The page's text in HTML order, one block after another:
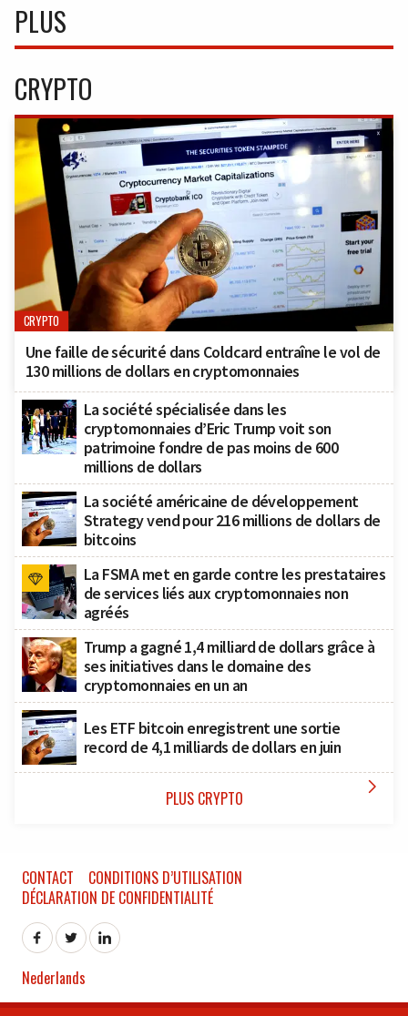
PLUS
CRYPTO
CRYPTO
Une faille de sécurité dans Coldcard entraîne le vol de
130 millions de dollars en cryptomonnaies
La société spécialisée dans les
cryptomonnaies d’Eric Trump voit son
patrimoine fondre de pas moins de 600
millions de dollars
La société américaine de développement
Strategy vend pour 216 millions de dollars de
bitcoins
La FSMA met en garde contre les prestataires
de services liés aux cryptomonnaies non
agréés
Trump a gagné 1,4 milliard de dollars grâce à
ses initiatives dans le domaine des
cryptomonnaies en un an
Les ETF bitcoin enregistrent une sortie
record de 4,1 milliards de dollars en juin
PLUS CRYPTO 
CONTACT
CONDITIONS D’UTILISATION
DÉCLARATION DE CONFIDENTIALITÉ
Nederlands